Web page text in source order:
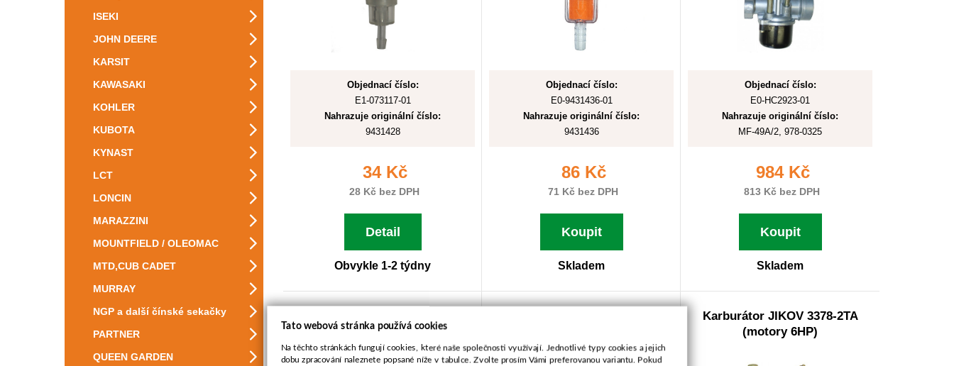
ISEKI
JOHN DEERE
KARSIT
KAWASAKI
KOHLER
KUBOTA
KYNAST
LCT
LONCIN
MARAZZINI
MOUNTFIELD / OLEOMAC
MTD,CUB CADET
MURRAY
NGP a další čínské sekačky
PARTNER
QUEEN GARDEN
Objednací číslo:
E1-073117-01
Nahrazuje originální číslo:
9431428
34 Kč
28 Kč bez DPH
Detail
Obvykle 1-2 týdny
Objednací číslo:
E0-9431436-01
Nahrazuje originální číslo:
9431436
86 Kč
71 Kč bez DPH
Koupit
Skladem
Objednací číslo:
E0-HC2923-01
Nahrazuje originální číslo:
MF-49A/2, 978-0325
984 Kč
813 Kč bez DPH
Koupit
Skladem
2820-2T
Karburátor JIKOV 3378-2TA
(motory 6HP)
Tato webová stránka používá cookies
Na těchto stránkách fungují cookies, které naše společnosti využívají. Jednotlivé typy cookies a jejich
dobu zpracování naleznete popsané níže v tabulce. Zvolte prosím Vámi preferovanou variantu. Pokud